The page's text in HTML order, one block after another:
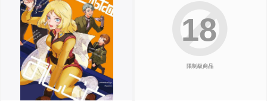
限制級商品
18